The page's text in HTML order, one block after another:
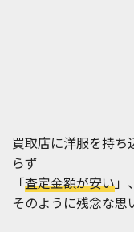
買取店に洋服を持ち
らず
「査定金額が安い」
そのように残念な思